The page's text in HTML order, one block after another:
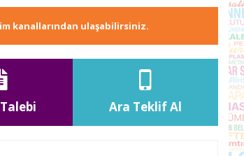
kanallarından ulaşabilirsiniz.
Ara Teklif Al